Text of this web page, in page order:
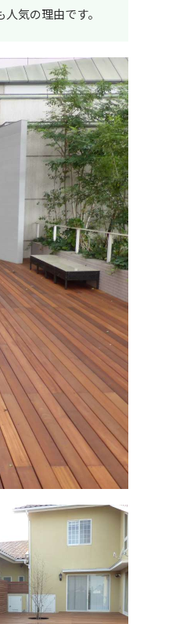
気の理由です。